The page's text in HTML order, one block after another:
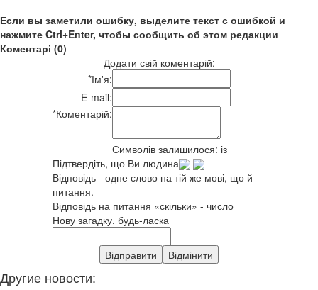
Если вы заметили ошибку, выделите текст с ошибкой и
нажмите Ctrl+Enter, чтобы сообщить об этом редакции
Коментарі (0)
Додати свій коментарій:
*Ім'я:
E-mail:
*Коментарій:
Символів залишилося: із
Підтвердіть, що Ви людина
Відповідь - одне слово на тій же мові, що й
питання.
Відповідь на питання «скільки» - число
Нову загадку, будь-ласка
Другие новости: